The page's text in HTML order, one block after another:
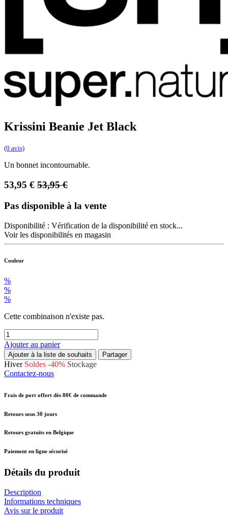
Krissini Beanie Jet Black
(0 avis)
Un bonnet incontournable.
53,95 € 53,95€
Pas disponible à la vente
Disponibilité : Vérification de la disponibilité en stock...
Voir les disponibilités en magasin
Couleur
%
%
%
Cette combinaison n'existe pas.
Ajouter au panier
Ajouter à la liste de souhaits Partager
Hiver Soldes -40% Stockage
Contactez-nous
Frais de port offert dès 80€ de commande
Retours sous 30 jours
Retours gratuits en Belgique
Paiement en ligne sécurisé
Détails du produit
Description
Informations techniques
Avis sur le produit